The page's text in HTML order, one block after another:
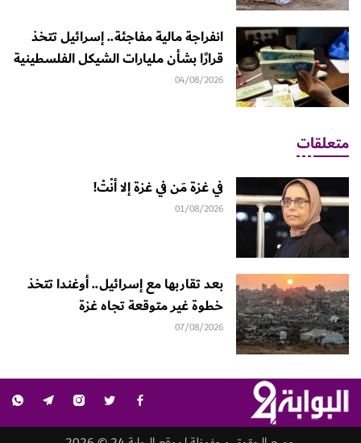
انفراجة مالية مفاجئة.. إسرائيل تتخذ
قرارًا بشأن مليارات الشيكل الفلسطينية
04/08/2026
متعلقات
في غزة مَن في غزة إلا أنْتْ!
01/08/2026
بعد تقاربها مع إسرائيل.. أوغندا تتخذ
خطوة غير متوقعة تجاه غزة
07/08/2026